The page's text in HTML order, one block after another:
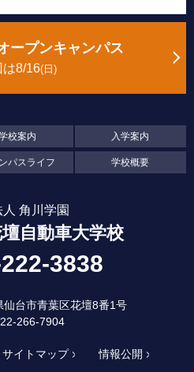
ープンキャンパス
は8/16 日
校案内 入学案内
パスライフ 学校概要
角川学園
自動車大学校
3838
台市青葉区花壇8番1号
266-7904
サイトマップ 情報公開